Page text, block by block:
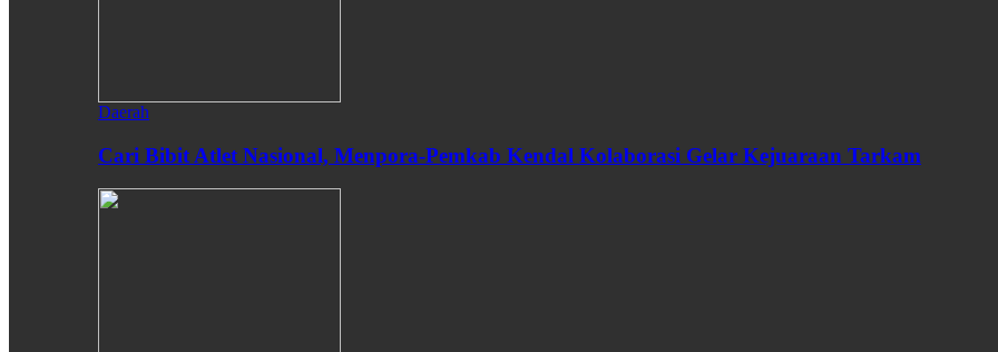
Daerah
Cari Bibit Atlet Nasional, Menpora-Pemkab Kendal Kolaborasi Gelar Kejuaraan Tarkam